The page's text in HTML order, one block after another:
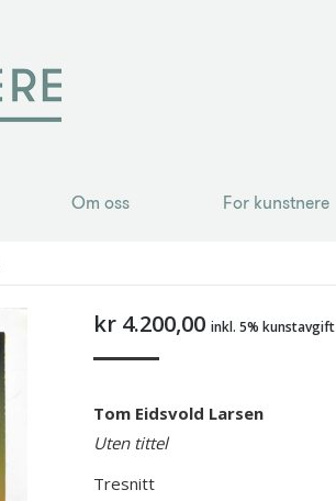
Om oss For kunstnere
kr4.200,00 inkl. 5% kunstavgift
Tom Eidsvold Larsen
Uten tittel
Tresnitt